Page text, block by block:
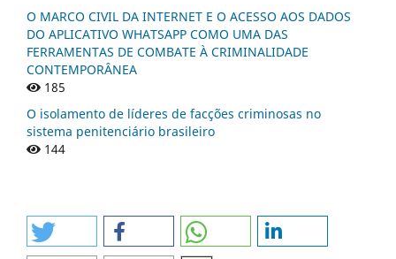
O MARCO CIVIL DA INTERNET E O ACESSO AOS DADOS
DO APLICATIVO WHATSAPP COMO UMA DAS
FERRAMENTAS DE COMBATE À CRIMINALIDADE
CONTEMPORÂNEA
185
O isolamento de líderes de facções criminosas no
sistema penitenciário brasileiro
144